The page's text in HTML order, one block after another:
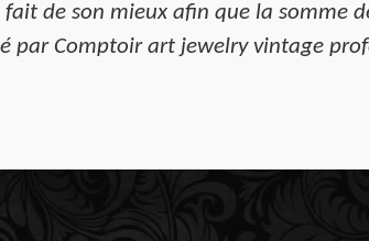
de son mieux afin que la somme
par Comptoir art jewelry vintage